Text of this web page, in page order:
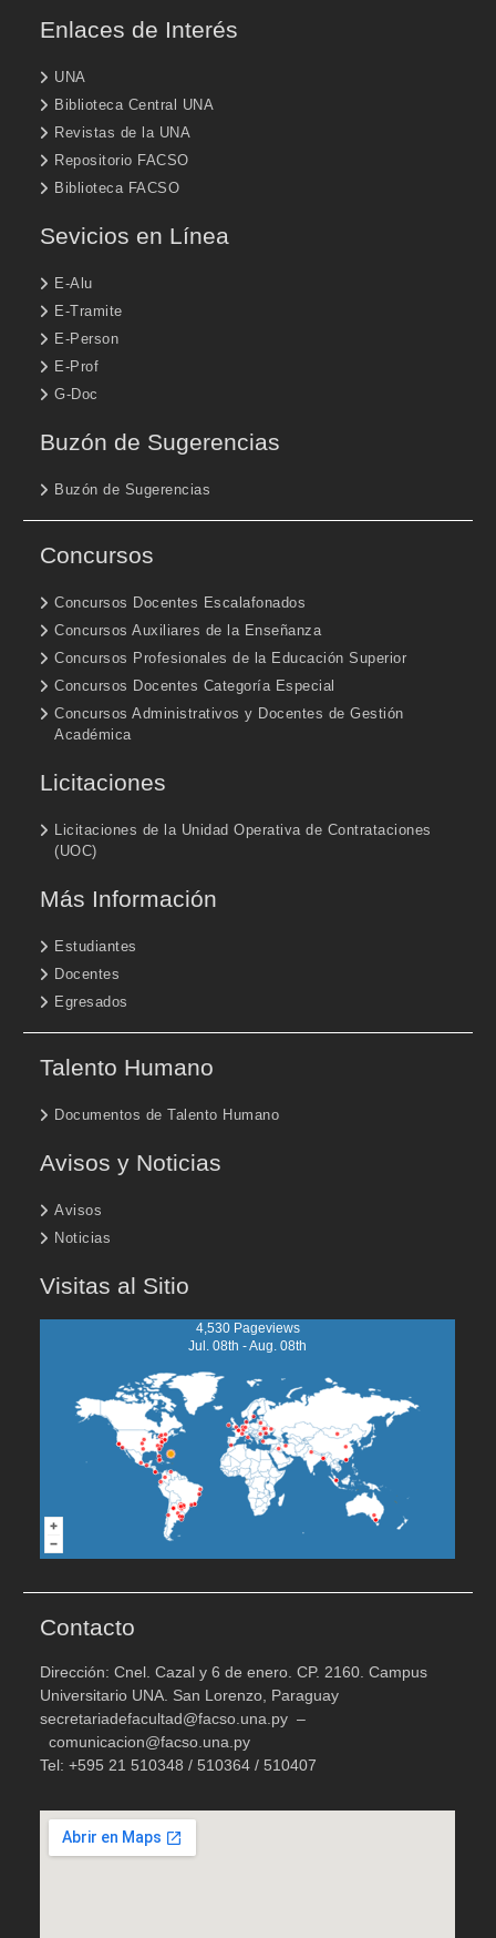
Enlaces de Interés
UNA
Biblioteca Central UNA
Revistas de la UNA
Repositorio FACSO
Biblioteca FACSO
Sevicios en Línea
E-Alu
E-Tramite
E-Person
E-Prof
G-Doc
Buzón de Sugerencias
Buzón de Sugerencias
Concursos
Concursos Docentes Escalafonados
Concursos Auxiliares de la Enseñanza
Concursos Profesionales de la Educación Superior
Concursos Docentes Categoría Especial
Concursos Administrativos y Docentes de Gestión
Académica
Licitaciones
Licitaciones de la Unidad Operativa de Contrataciones
(UOC)
Más Información
Estudiantes
Docentes
Egresados
Talento Humano
Documentos de Talento Humano
Avisos y Noticias
Avisos
Noticias
Visitas al Sitio
4,530 Pageviews
Jul. 08th - Aug. 08th
Contacto
Dirección: Cnel. Cazal y 6 de enero. CP. 2160. Campus
Universitario UNA. San Lorenzo, Paraguay
secretariadefacultad@facso.una.py –
comunicacion@facso.una.py
Tel: +595 21 510348 / 510364 / 510407